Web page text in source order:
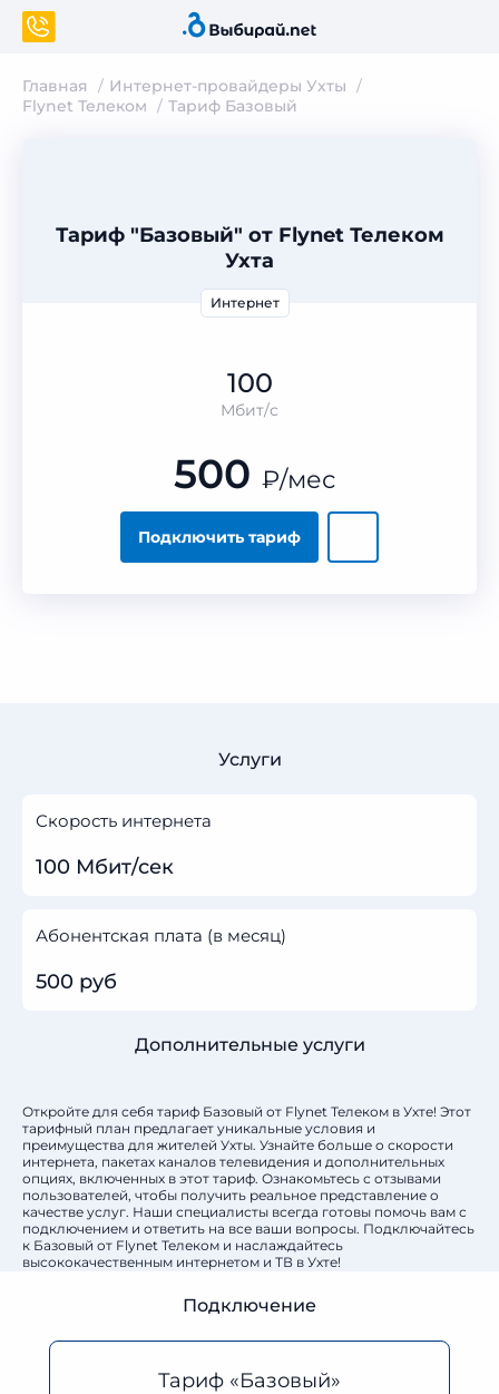
Главная
Интернет-провайдеры Ухты
Flynet Телеком
Тариф Базовый
Тариф "Базовый" от Flynet Телеком
Ухта
Интернет
100
Мбит/с
Подключить тариф
500 ₽/мес
Услуги
Скорость интернета
100 Мбит/сек
Абонентская плата (в месяц)
500 руб
Дополнительные услуги
Откройте для себя тариф Базовый от Flynet Телеком в Ухте! Этот
тарифный план предлагает уникальные условия и
преимущества для жителей Ухты. Узнайте больше о скорости
интернета, пакетах каналов телевидения и дополнительных
опциях, включенных в этот тариф. Ознакомьтесь с отзывами
пользователей, чтобы получить реальное представление о
качестве услуг. Наши специалисты всегда готовы помочь вам с
подключением и ответить на все ваши вопросы. Подключайтесь
к Базовый от Flynet Телеком и наслаждайтесь
высококачественным интернетом и ТВ в Ухте!
Подключение
Тариф «Базовый»